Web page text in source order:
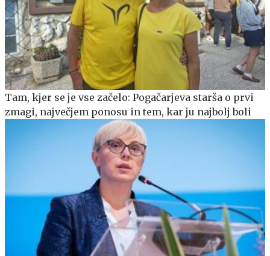
Tam, kjer se je vse začelo: Pogačarjeva starša o prvi
zmagi, največjem ponosu in tem, kar ju najbolj boli